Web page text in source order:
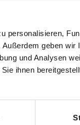
personalisieren,
geben
und Analysen
ihnen
dem
die Inhalte auf
Sollten Sie
wir derartige
Daten möglich.
auf freiwilliger